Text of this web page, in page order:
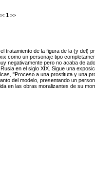
1 >>
tratamiento de la figura de la (y del)
como un personaje tipo
negativamente pero no acaba de
en el siglo XIX. Sigue una
"Proceso a una prostituta y una
del modelo, presentando un
en las obras moralizantes de su